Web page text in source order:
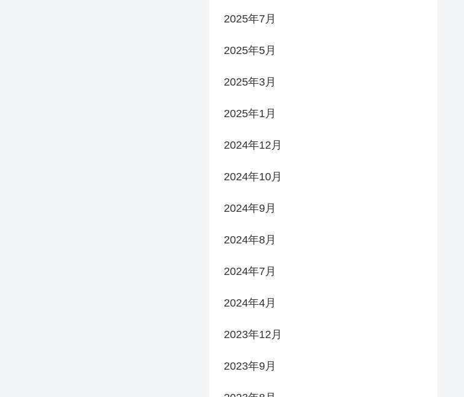
2025年7月
2025年5月
2025年3月
2025年1月
2024年12月
2024年10月
2024年9月
2024年8月
2024年7月
2024年4月
2023年12月
2023年9月